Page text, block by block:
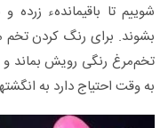
شوییم تا باقیماندهء
بشوند. برای رنگ کردن تخم‌
تخم‌مرغ رنگی رویش بماند
به وقت احتیاج دارد به